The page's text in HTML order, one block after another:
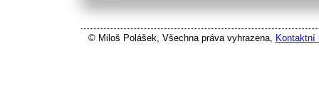
© Miloš Polášek, Všechna práva vyhrazena, Kontaktní